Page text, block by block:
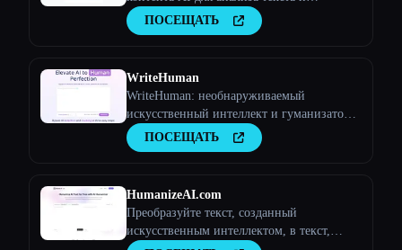
определения того, был ли он создан
искусственным интеллектом или нет.
ПОСЕЩАТЬ
WriteHuman
WriteHuman: необнаруживаемый
искусственный интеллект и гуманизатор
искусственного интеллекта
ПОСЕЩАТЬ
HumanizeAI.com
Преобразуйте текст, созданный
искусственным интеллектом, в текст,